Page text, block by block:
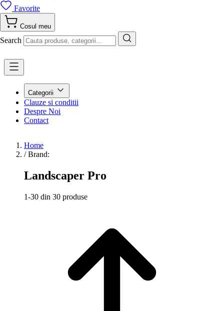
Favorite
Cosul meu
Search
Categorii
Clauze si conditii
Despre Noi
Contact
Home
/ Brand:
Landscaper Pro
1-30 din 30 produse